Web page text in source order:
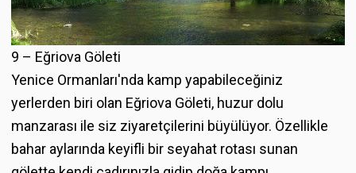
9 – Eğriova Göleti
Yenice Ormanları'nda kamp yapabileceğiniz
yerlerden biri olan Eğriova Göleti, huzur dolu
manzarası ile siz ziyaretçilerini büyülüyor. Özellikle
bahar aylarında keyifli bir seyahat rotası sunan